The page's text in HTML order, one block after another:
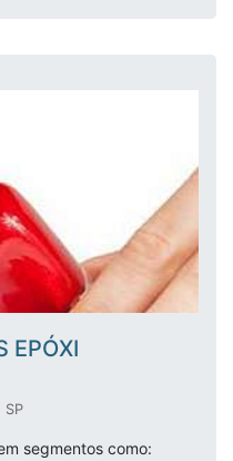
EPÓXI
SP
segmentos como: